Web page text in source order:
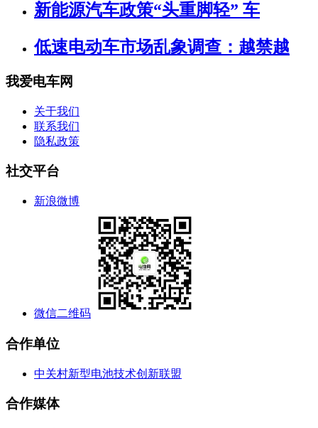
新能源汽车政策“头重脚轻” 车
低速电动车市场乱象调查：越禁越
我爱电车网
关于我们
联系我们
隐私政策
社交平台
新浪微博
微信二维码
合作单位
中关村新型电池技术创新联盟
合作媒体